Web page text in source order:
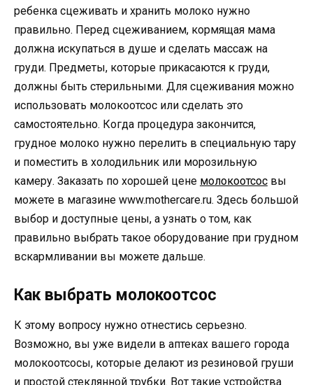
ребенка сцеживать и хранить молоко нужно
правильно. Перед сцеживанием, кормящая мама
должна искупаться в душе и сделать массаж на
груди. Предметы, которые прикасаются к груди,
должны быть стерильными. Для сцеживания можно
использовать молокоотсос или сделать это
самостоятельно. Когда процедура закончится,
грудное молоко нужно перелить в специальную тару
и поместить в холодильник или морозильную
камеру. Заказать по хорошей цене молокоотсос вы
можете в магазине www.mothercare.ru. Здесь большой
выбор и доступные цены, а узнать о том, как
правильно выбрать такое оборудование при грудном
вскармливании вы можете дальше.
Как выбрать молокоотсос
К этому вопросу нужно отнестись серьезно.
Возможно, вы уже видели в аптеках вашего города
молокоотсосы, которые делают из резиновой груши
и простой стеклянной трубки. Вот такие устройства